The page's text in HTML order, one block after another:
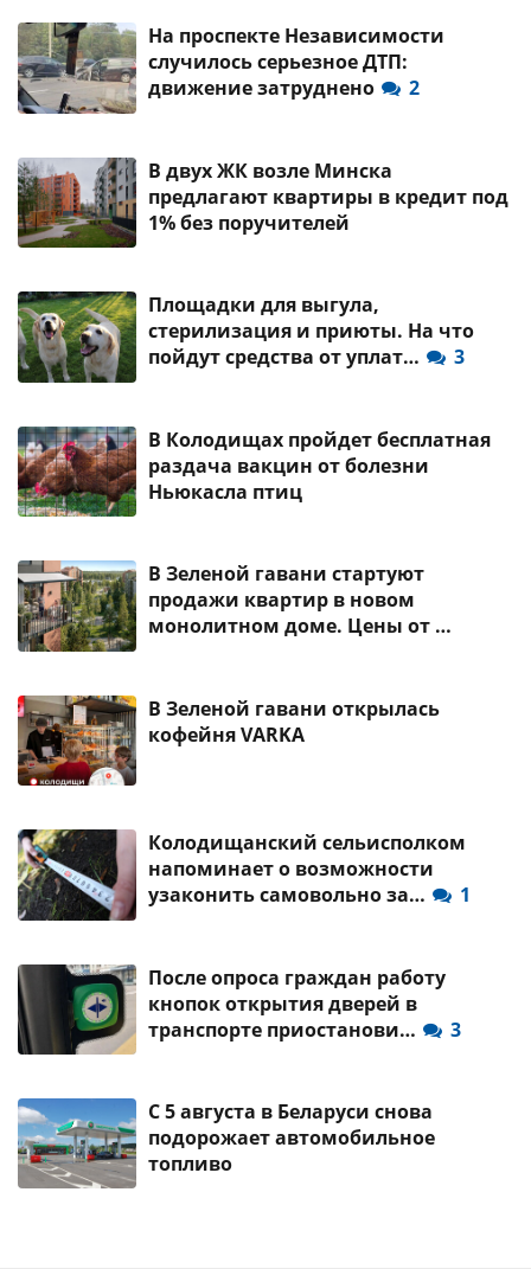
На проспекте Независимости
случилось серьезное ДТП:
движение затруднено
2
В двух ЖК возле Минска
предлагают квартиры в кредит под
1% без поручителей
Площадки для выгула,
стерилизация и приюты. На что
пойдут средства от уплат…
3
В Колодищах пройдет бесплатная
раздача вакцин от болезни
Ньюкасла птиц
В Зеленой гавани стартуют
продажи квартир в новом
монолитном доме. Цены от …
В Зеленой гавани открылась
кофейня VARKA
Колодищанский сельисполком
напоминает о возможности
узаконить самовольно за…
1
После опроса граждан работу
кнопок открытия дверей в
транспорте приостанови…
3
С 5 августа в Беларуси снова
подорожает автомобильное
топливо